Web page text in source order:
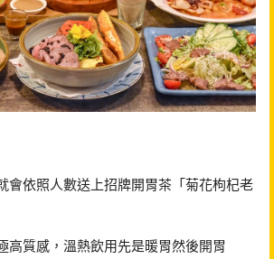
會依照人數送上招牌開胃茶「菊花枸杞老
高質感，溫熱飲用先是暖胃然後開胃